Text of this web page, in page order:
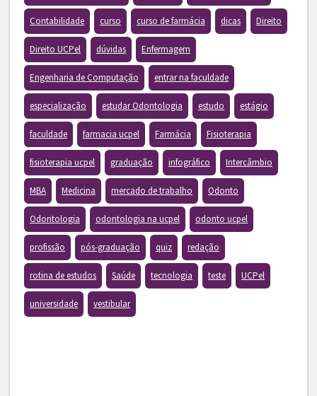
Contabilidade curso curso de farmácia dicas Direito
Direito UCPel dúvidas Enfermagem
Engenharia de Computação entrar na faculdade
especialização estudar Odontologia estudo estágio
faculdade farmacia ucpel Farmácia Fisioterapia
fisioterapia ucpel graduação infográfico Intercâmbio
MBA Medicina mercado de trabalho Odonto
Odontologia odontologia na ucpel odonto ucpel
profissão pós-graduação quiz redação
rotina de estudos Saúde tecnologia teste UCPel
universidade vestibular